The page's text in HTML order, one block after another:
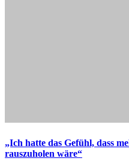
„Ich hatte das Gefühl, dass
rauszuholen wäre“